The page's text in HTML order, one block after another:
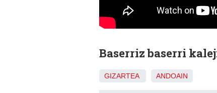
Baserriz baserri
GIZARTEA ANDOAIN